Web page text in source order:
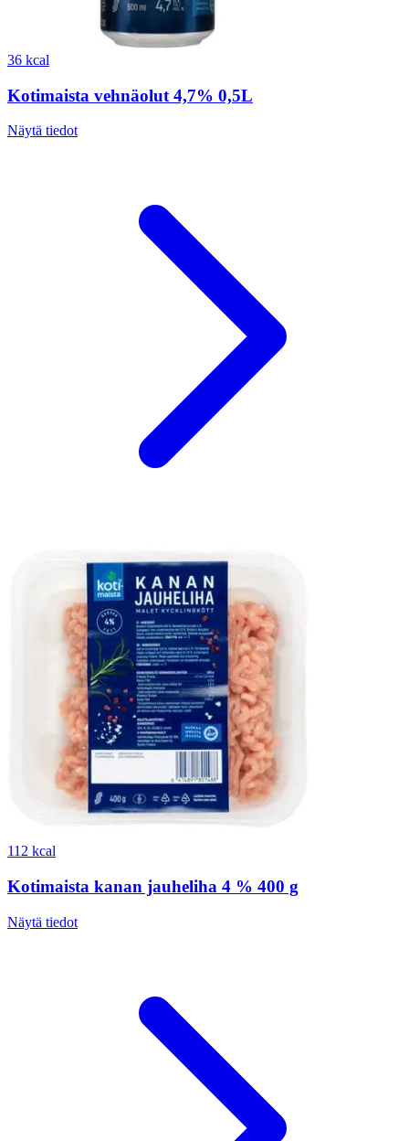
36 kcal
Kotimaista vehnäolut 4,7% 0,5L
Näytä tiedot
112 kcal
Kotimaista kanan jauheliha 4 % 400 g
Näytä tiedot